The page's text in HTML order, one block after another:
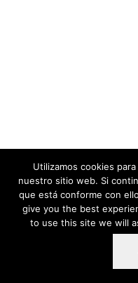
Utilizamos cookies
nuestro sitio web. Si
que está conforme con
give you the best
to use this site we will